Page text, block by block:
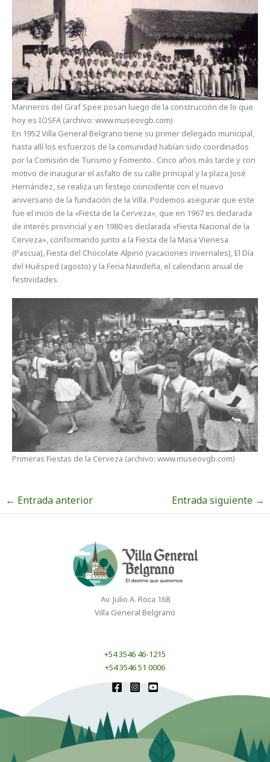
Marineros del Graf Spee posan luego de la construcción de lo que
hoy es IOSFA (archivo: www.museovgb.com)
En 1952 Villa General Belgrano tiene su primer delegado municipal,
hasta allí los esfuerzos de la comunidad habían sido coordinados
por la Comisión de Turismo y Fomento . Cinco años más tarde y con
motivo de inaugurar el asfalto de su calle principal y la plaza José
Hernández, se realiza un festejo coincidente con el nuevo
aniversario de la fundación de la Villa. Podemos asegurar que este
fue el inicio de la «Fiesta de la Cerveza», que en 1967 es declarada
de interés provincial y en 1980 es declarada «Fiesta Nacional de la
Cerveza», conformando junto a la Fiesta de la Masa Vienesa
(Pascua), Fiesta del Chocolate Alpino (vacaciones invernales), El Día
del Huésped (agosto) y la Feria Navideña, el calendario anual de
festividades.
Primeras Fiestas de la Cerveza (archivo: www.museovgb.com)
← Entrada anterior Entrada siguiente →
Av. Julio A. Roca 168
Villa General Belgrano
+54 3546 46-1215
+54 3546 51 0006